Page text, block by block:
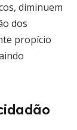
diminuem
dos
propício